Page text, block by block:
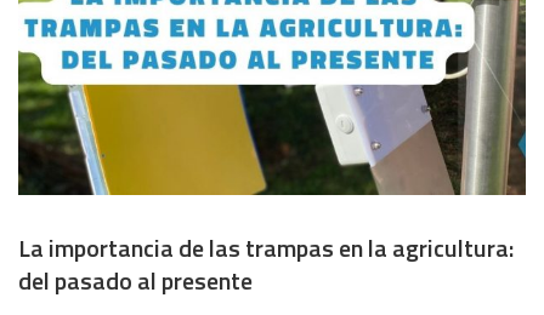
La importancia de las trampas en la agricultura:
del pasado al presente